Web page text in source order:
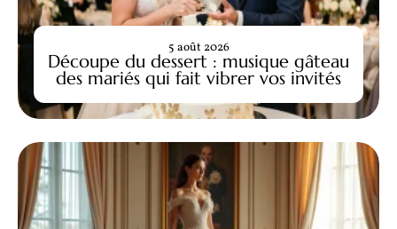
Découpe du dessert : musique gâteau
des mariés qui fait vibrer vos invités
5 août 2026